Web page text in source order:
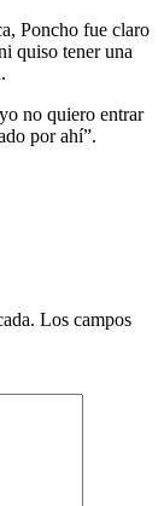
Poncho fue claro
quiso tener una
no quiero entrar
por ahí”.
Los campos